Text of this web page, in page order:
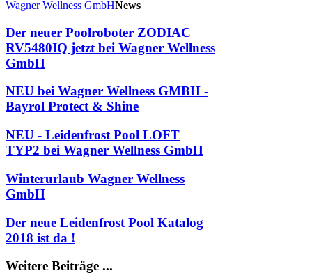
Wagner Wellness GmbHNews
Der neuer Poolroboter ZODIAC
RV5480IQ jetzt bei Wagner Wellness
GmbH
NEU bei Wagner Wellness GMBH -
Bayrol Protect & Shine
NEU - Leidenfrost Pool LOFT
TYP2 bei Wagner Wellness GmbH
Winterurlaub Wagner Wellness
GmbH
Der neue Leidenfrost Pool Katalog
2018 ist da !
Weitere Beiträge ...